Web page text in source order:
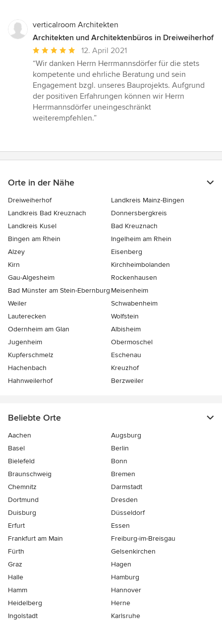
verticalroom Architekten
Architekten und Architektenbüros in Dreiweiherhof
Durchschnittliche
Bewertung:
5
von
5
Sternen
12. April 2021
“Wir danken Herrn Herrmannsdörfer für die stets
kompetente und ehrliche Beratung und sein
Engagement bzgl. unseres Bauprojekts. Aufgrund
der positiven Erfahrungen können wir Herrn
Herrmannsdörfer uneingeschränkt
weiterempfehlen.”
Orte in der Nähe
Dreiweiherhof
Landkreis Mainz-Bingen
Landkreis Bad Kreuznach
Donnersbergkreis
Landkreis Kusel
Bad Kreuznach
Bingen am Rhein
Ingelheim am Rhein
Alzey
Eisenberg
Kirn
Kirchheimbolanden
Gau-Algesheim
Rockenhausen
Bad Münster am Stein-Ebernburg Meisenheim
Weiler
Schwabenheim
Lauterecken
Wolfstein
Odernheim am Glan
Albisheim
Jugenheim
Obermoschel
Kupferschmelz
Eschenau
Hachenbach
Kreuzhof
Hahnweilerhof
Berzweiler
Beliebte Orte
Aachen
Augsburg
Basel
Berlin
Bielefeld
Bonn
Braunschweig
Bremen
Chemnitz
Darmstadt
Dortmund
Dresden
Duisburg
Düsseldorf
Erfurt
Essen
Frankfurt am Main
Freiburg-im-Breisgau
Fürth
Gelsenkirchen
Graz
Hagen
Halle
Hamburg
Hamm
Hannover
Heidelberg
Herne
Ingolstadt
Karlsruhe